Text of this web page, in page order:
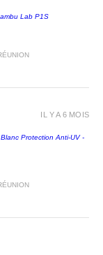
Lab P1S
Protection Anti-UV -
IL Y A 6 MOIS